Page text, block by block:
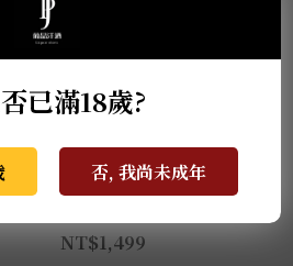
NT$1,499
已滿18歲?
否, 我尚未成年